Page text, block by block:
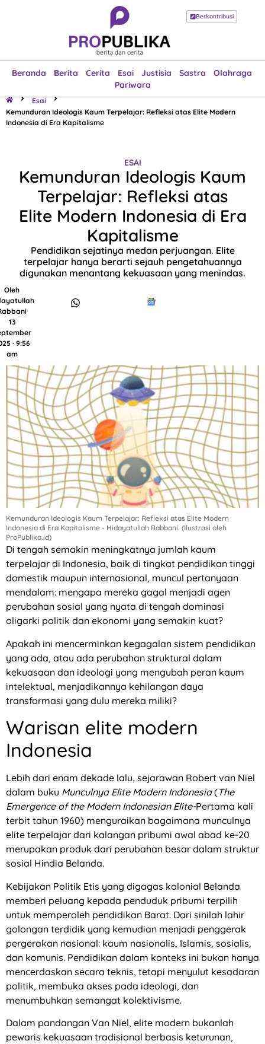
Berkontribusi
Beranda Berita Cerita Esai Justisia Sastra
Olahraga
Pariwara
Beranda
Esai
Justisia
Sastra
Olahraga
Pariwara
Esai
Kemunduran Ideologis Kaum Terpelajar: Refleksi atas Elite Modern
Indonesia di Era Kapitalisme
ESAI
Kemunduran Ideologis Kaum
Terpelajar: Refleksi atas
Elite Modern Indonesia di Era
Kapitalisme
Pendidikan sejatinya medan perjuangan. Elite
terpelajar hanya berarti sejauh pengetahuannya
digunakan menantang kekuasaan yang menindas.
Oleh
13
· 9:56
am
Kemunduran Ideologis Kaum Terpelajar: Refleksi atas Elite Modern
Indonesia di Era Kapitalisme - Hidayatullah Rabbani. (Ilustrasi oleh
ProPublika.id)
Di tengah semakin meningkatnya jumlah kaum
terpelajar di Indonesia, baik di tingkat pendidikan tinggi
domestik maupun internasional, muncul pertanyaan
mendalam: mengapa mereka gagal menjadi agen
perubahan sosial yang nyata di tengah dominasi
oligarki politik dan ekonomi yang semakin kuat?
Apakah ini mencerminkan kegagalan sistem pendidikan
yang ada, atau ada perubahan struktural dalam
kekuasaan dan ideologi yang mengubah peran kaum
intelektual, menjadikannya kehilangan daya
transformasi yang dulu mereka miliki?
Warisan elite modern
Indonesia
Lebih dari enam dekade lalu, sejarawan Robert van Niel
dalam buku Munculnya Elite Modern Indonesia(The
Emergence of the Modern Indonesian Elite-Pertama kali
terbit tahun 1960) menguraikan bagaimana munculnya
elite terpelajar dari kalangan pribumi awal abad ke-20
merupakan produk dari perubahan besar dalam struktur
sosial Hindia Belanda.
Kebijakan Politik Etis yang digagas kolonial Belanda
memberi peluang kepada penduduk pribumi terpilih
untuk memperoleh pendidikan Barat. Dari sinilah lahir
golongan terdidik yang kemudian menjadi penggerak
pergerakan nasional: kaum nasionalis, Islamis, sosialis,
dan komunis. Pendidikan dalam konteks ini bukan hanya
mencerdaskan secara teknis, tetapi menyulut kesadaran
politik, membuka akses pada ideologi, dan
menumbuhkan semangat kolektivisme.
Dalam pandangan Van Niel, elite modern bukanlah
pewaris kekuasaan tradisional berbasis keturunan,